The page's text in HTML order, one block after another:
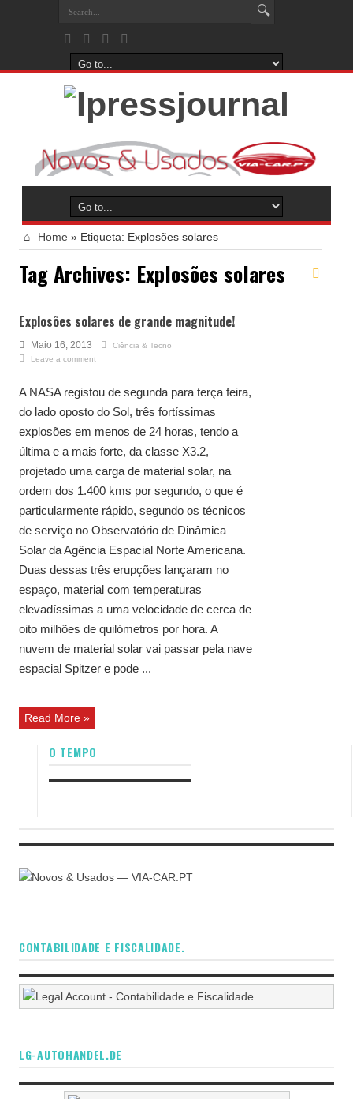
Home » Etiqueta: Explosões solares
Tag Archives: Explosões solares
Explosões solares de grande magnitude!
Maio 16, 2013
Ciência & Tecno
Leave a comment
A NASA registou de segunda para terça feira,
do lado oposto do Sol, três fortíssimas
explosões em menos de 24 horas, tendo a
última e a mais forte, da classe X3.2,
projetado uma carga de material solar, na
ordem dos 1.400 kms por segundo, o que é
particularmente rápido, segundo os técnicos
de serviço no Observatório de Dinâmica
Solar da Agência Espacial Norte Americana.
Duas dessas três erupções lançaram no
espaço, material com temperaturas
elevadíssimas a uma velocidade de cerca de
oito milhões de quilómetros por hora. A
nuvem de material solar vai passar pela nave
espacial Spitzer e pode ...
Read More »
O TEMPO
CONTABILIDADE E FISCALIDADE.
LG-AUTOHANDEL.DE